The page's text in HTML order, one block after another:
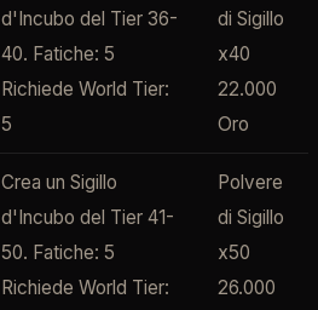
d'Incubo del Tier 36-
40. Fatiche: 5
Richiede World Tier:
5
di Sigillo
x40
22.000
Oro
Crea un Sigillo
d'Incubo del Tier 41-
50. Fatiche: 5
Richiede World Tier:
Polvere
di Sigillo
x50
26.000